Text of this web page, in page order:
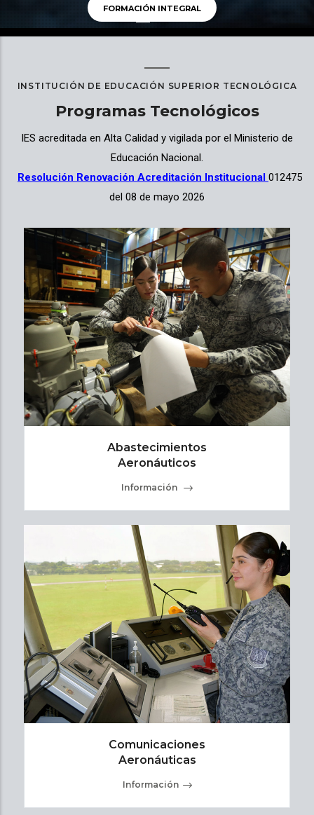
FORMACIÓN INTEGRAL
INSTITUCIÓN DE EDUCACIÓN SUPERIOR TECNOLÓGICA
Programas Tecnológicos
IES acreditada en Alta Calidad y vigilada por el Ministerio de
Educación Nacional.
Resolución Renovación Acreditación Institucional 012475
del 08 de mayo 2026
Abastecimientos
Aeronáuticos
Información
Comunicaciones
Aeronáuticas
Información